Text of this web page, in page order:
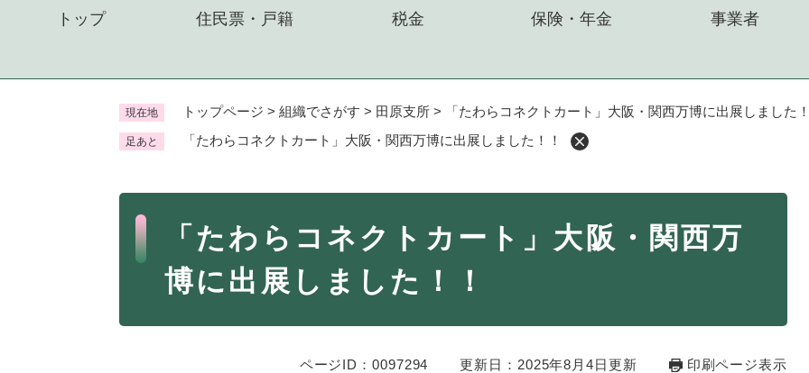
トップ 住民票・戸籍 税金 保険・年金
事業者
・
手
続
き
登録・届け出・証明 マイナンバー
税金 ごみ・リサイクル 住まい
ペット・動物
地域活動・コミュニティ 人権・男女共同参画 消費生活
イベント・施設予約
現在地 トップページ > 組織でさがす > 田原支所 > 「たわらコネクトカート」大阪・関西万博に出展しました！
足あと 「たわらコネクトカート」大阪・関西万博に出展しました！！
文
「たわらコネクトカート」大阪・関西万
博に出展しました！！
ページID：0097294 更新日：2025年8月4日更新 印刷ページ表示